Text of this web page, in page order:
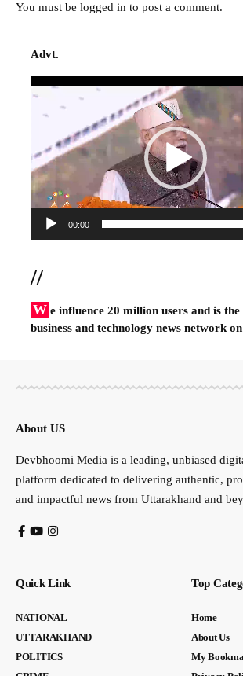
You must be logged in to post a comment.
Advt.
Video
00:00
//
W e influence 20 million users and is
business and technology news network
About US
Devbhoomi Media is a leading, unbiased
platform dedicated to delivering authentic,
and impactful news from Uttarakhand and
Quick Link
NATIONAL
UTTARAKHAND
POLITICS
Top
Home
About Us
My